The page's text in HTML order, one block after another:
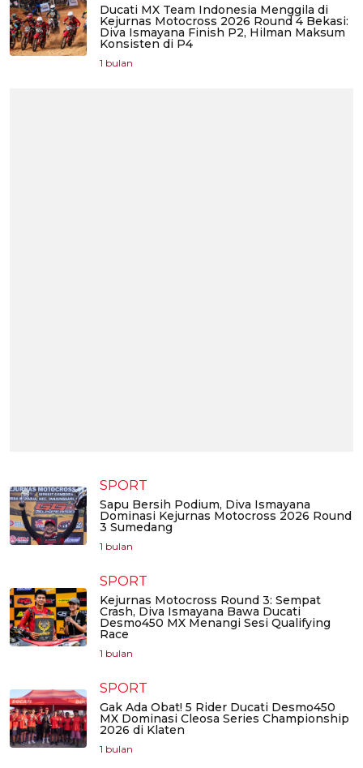
Ducati MX Team Indonesia Menggila di
Kejurnas Motocross 2026 Round 4 Bekasi:
Diva Ismayana Finish P2, Hilman Maksum
Konsisten di P4
1 bulan
SPORT
Sapu Bersih Podium, Diva Ismayana
Dominasi Kejurnas Motocross 2026 Round
3 Sumedang
1 bulan
SPORT
Kejurnas Motocross Round 3: Sempat
Crash, Diva Ismayana Bawa Ducati
Desmo450 MX Menangi Sesi Qualifying
Race
1 bulan
SPORT
Gak Ada Obat! 5 Rider Ducati Desmo450
MX Dominasi Cleosa Series Championship
2026 di Klaten
1 bulan